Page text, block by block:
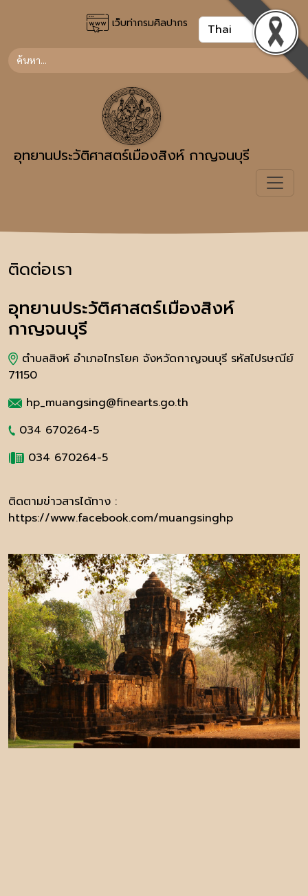
เว็บท่ากรมศิลปากร
อุทยานประวัติศาสตร์เมืองสิงห์ กาญจนบุรี
ติดต่อเรา
อุทยานประวัติศาสตร์เมืองสิงห์
กาญจนบุรี
ตำบลสิงห์ อำเภอไทรโยค จังหวัดกาญจนบุรี รหัสไปรษณีย์
71150
hp_muangsing@finearts.go.th
034 670264-5
034 670264-5
ติดตามข่าวสารได้ทาง :
https://www.facebook.com/muangsinghp